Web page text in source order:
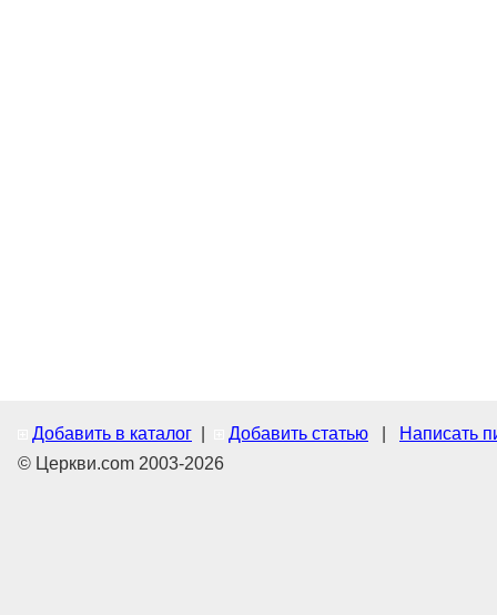
Добавить в каталог Добавить статью
Написать
© Церкви.com 2003-2026